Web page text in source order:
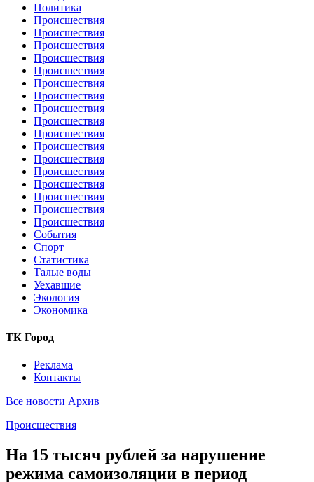
Политика
Происшествия
Происшествия
Происшествия
Происшествия
Происшествия
Происшествия
Происшествия
Происшествия
Происшествия
Происшествия
Происшествия
Происшествия
Происшествия
Происшествия
Происшествия
Происшествия
Происшествия
События
Спорт
Статистика
Талые воды
Уехавшие
Экология
Экономика
ТК Город
Реклама
Контакты
Все новости Архив
Происшествия
На 15 тысяч рублей за нарушение
режима самоизоляции в период